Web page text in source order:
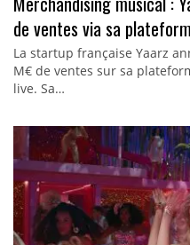
de ventes via sa
La startup française Yaarz
M€ de ventes sur sa
live. Sa…